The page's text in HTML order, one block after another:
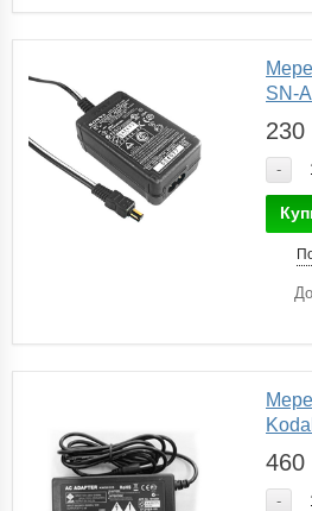
SN-
230
-
460
-